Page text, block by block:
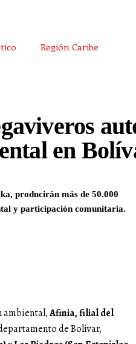
Región Caribe
en
producirán más de 50.000
y participación comunitaria.
ambiental,Afinia, filial del
de Bolívar,